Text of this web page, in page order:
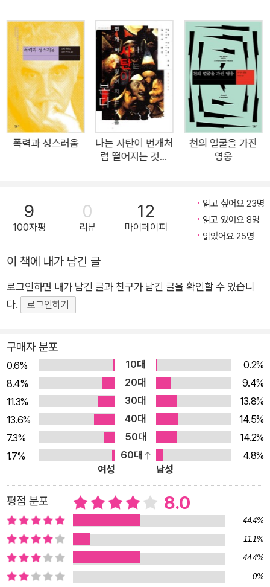
것 같이 보이는 모든 인간적 현실에 대한 문화인류학적 관심이었
다. 『폭력과 성스러움La Violence et le Sacre』에서 지라르는
인류학자들이 그 본질을 잘못 알고 있는 ‘제의적 희생’이라는 현
상에 대하여 그 특유의 자세한 검토를 하고 있다. 모든 종교적, 문
화적 활동의 원형에는 ‘희생양 메커니즘’이 들어 있다는 것이다.
희생양 메커니즘은 하나의 희생양으로써 모든 가능한 희생양들
을 대신하는 것으로, 동물로써 인간을 대신하는 경제적 기능뿐 아
니라 좋은 폭력으로 나쁜 폭력을 막는 종교적 기능도 수행하고 있
다. 그것은 복수의 길이 막힌 희생양에게 모든 격렬한 반응을 보
는 것이다. ★ 모든 신화는 살아남은 자의 기록인 “박해의 텍스
트” 『폭력과 성스러움』이 그의 인류학적 관심의 첫 번째 저서라
력과 성스러움』에서 ‘기본적 인류학’의 주요 개념으로 보았던 ‘희
생양’에 대한 보다 더 체계적인 분석을 하고 있는 책이다. … 지라
르는 『희생양』에서 여러 신화나 설화에 들어 있는 희생양 메커니
즘을 분석하고 있다. 신화나 설화에 희생 제의가 들어 있다는 말
결국 그것은 그 희생 제의를 거치면서 ‘살아남은 자’들이 만들어
내거나 기록한 이야기이다. 로마 건국 신화는 그 신화 내용에서
좋은 편에 든 사람들(즉 박해에서 살아남은 자들)이 만들어 내거
나, 아니면 적어도 그들의 시각이 들어 있는 이야기라는 것이다.
그러므로 신화나 설화는 가치 중립적인 이야기가 아니다. 그것은
정확히 말해서 살아남은 자, 즉 박해자의 시각을 담고 있는 기록
이다. 그래서 지라르는 이런 기록들을 모두 “박해의 텍스트texte
s de persecution”라 부른다. 이렇게 되면 박해의 기록에서 박
해의 흔적을 찾아내 정확히 읽는 것이 바로 그런 기록에 대한 진
정한 해석이 되며, 지라르가 행하고 있는 것도 바로 이런 작업이
다. 후반부에 가서 지라르는 분석 대상을 기독교의 체계에까지 넓
히고 있는데, 이것은 성서에도 희생양 메커니즘이 들어 있다는 것
을 암시해 주는 것이다. ★ 전혀 새로운 시각의 도발적인 성서 해
석 성서 해석에 대해 정통성을 인정받고 있는 전통적 해석에서 벗
폭력과 성스러움
나는 사탄이 번개처
럼 떨어지는 것을
천의 얼굴을 가진
영웅
9
100자평
0
리뷰
12
마이페이퍼
읽고 싶어요 23명
읽고 있어요 8명
읽었어요 25명
이 책에 내가 남긴 글
로그인하면 내가 남긴 글과 친구가 남긴 글을 확인할 수 있습니
다.
로그인하기
구매자 분포
0.6% 10대
0.2%
8.4%
20대
9.4%
11.3%
30대
13.8%
13.6%
40대
14.5%
7.3%
50대
14.2%
1.7%
60대
4.8%
여성
남성
평점 분포 8.0
44.4%
11.1%
44.4%
0%